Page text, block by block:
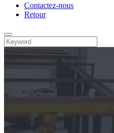
Contactez-nous
Retour